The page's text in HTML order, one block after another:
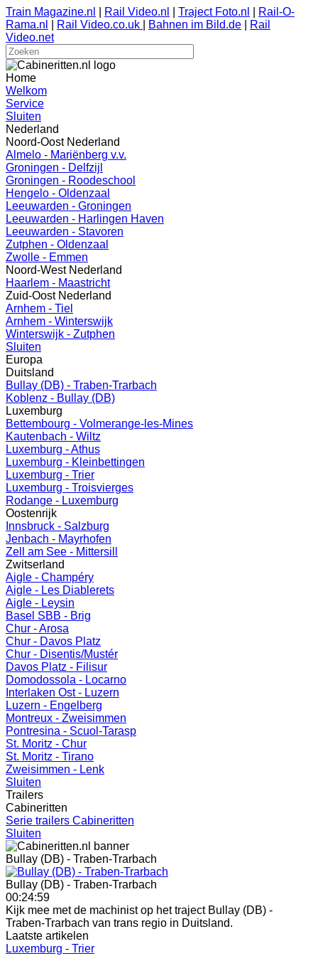
Train Magazine.nl Rail Video.nl Traject Foto.nl
Rail-O-
Rama.nl
Rail Video.co.uk Bahnen im Bild.de
Rail
Video.net
Home
Welkom
Service
Sluiten
Nederland
Noord-Oost Nederland
Almelo - Mariënberg v.v.
Groningen - Delfzijl
Groningen - Roodeschool
Hengelo - Oldenzaal
Leeuwarden - Groningen
Leeuwarden - Harlingen Haven
Leeuwarden - Stavoren
Zutphen - Oldenzaal
Zwolle - Emmen
Noord-West Nederland
Haarlem - Maastricht
Zuid-Oost Nederland
Arnhem - Tiel
Arnhem - Winterswijk
Winterswijk - Zutphen
Sluiten
Europa
Duitsland
Bullay (DB) - Traben-Trarbach
Koblenz - Bullay (DB)
Luxemburg
Bettembourg - Volmerange-les-Mines
Kautenbach - Wiltz
Luxemburg - Athus
Luxemburg - Kleinbettingen
Luxemburg - Trier
Luxemburg - Troisvierges
Rodange - Luxemburg
Oostenrijk
Innsbruck - Salzburg
Jenbach - Mayrhofen
Zell am See - Mittersill
Zwitserland
Aigle - Champéry
Aigle - Les Diablerets
Aigle - Leysin
Basel SBB - Brig
Chur - Arosa
Chur - Davos Platz
Chur - Disentis/Mustér
Davos Platz - Filisur
Domodossola - Locarno
Interlaken Ost - Luzern
Luzern - Engelberg
Montreux - Zweisimmen
Pontresina - Scuol-Tarasp
St. Moritz - Chur
St. Moritz - Tirano
Zweisimmen - Lenk
Sluiten
Trailers
Cabineritten
Serie trailers Cabineritten
Sluiten
Bullay (DB) - Traben-Trarbach
Bullay (DB) - Traben-Trarbach
00:24:59
Kijk mee met de machinist op het traject Bullay (DB) -
Traben-Trarbach van trans regio in Duitsland.
Laatste artikelen
Luxemburg - Trier